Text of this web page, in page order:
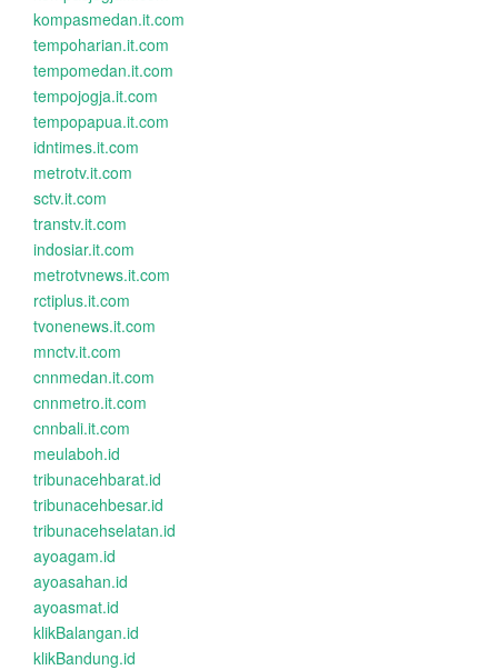
kompasmedan.it.com
tempoharian.it.com
tempomedan.it.com
tempojogja.it.com
tempopapua.it.com
idntimes.it.com
metrotv.it.com
sctv.it.com
transtv.it.com
indosiar.it.com
metrotvnews.it.com
rctiplus.it.com
tvonenews.it.com
mnctv.it.com
cnnmedan.it.com
cnnmetro.it.com
cnnbali.it.com
meulaboh.id
tribunacehbarat.id
tribunacehbesar.id
tribunacehselatan.id
ayoagam.id
ayoasahan.id
ayoasmat.id
klikBalangan.id
klikBandung.id